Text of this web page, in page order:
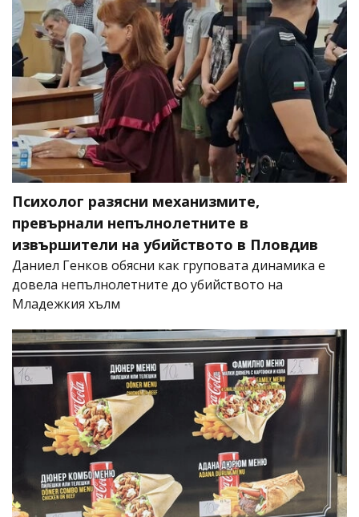
Психолог разясни механизмите,
превърнали непълнолетните в
извършители на убийството в Пловдив
Даниел Генков обясни как груповата динамика е
довела непълнолетните до убийството на
Младежкия хълм